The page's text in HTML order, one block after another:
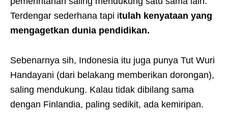
Terdengar sederhana tapi itulah kenyataan yang
mengagetkan dunia pendidikan.
Sebenarnya sih, Indonesia itu juga punya Tut Wuri
Handayani (dari belakang memberikan dorongan),
saling mendukung. Kalau tidak dibilang sama
dengan Finlandia, paling sedikit, ada kemiripan.